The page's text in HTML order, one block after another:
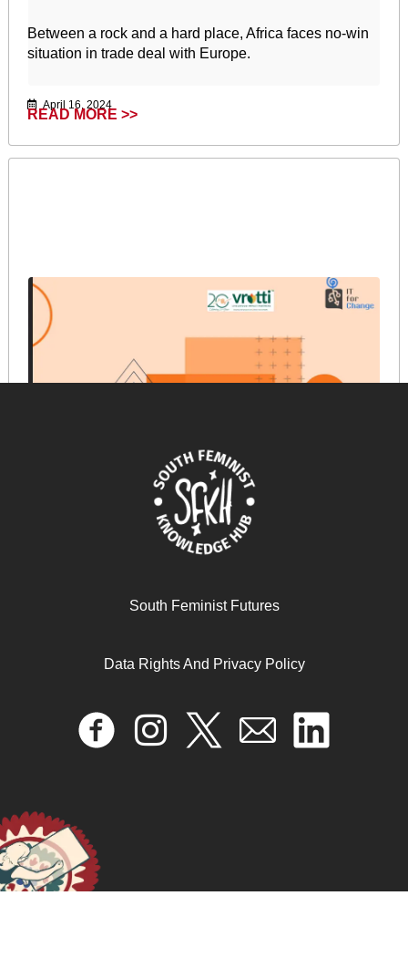
Between a rock and a hard place, Africa faces no-win
situation in trade deal with Europe.
April 16, 2024
READ MORE >>
Gender, Technology, and Agriculture Value Chains in
South India
South Feminist Futures
Data Rights And Privacy Policy